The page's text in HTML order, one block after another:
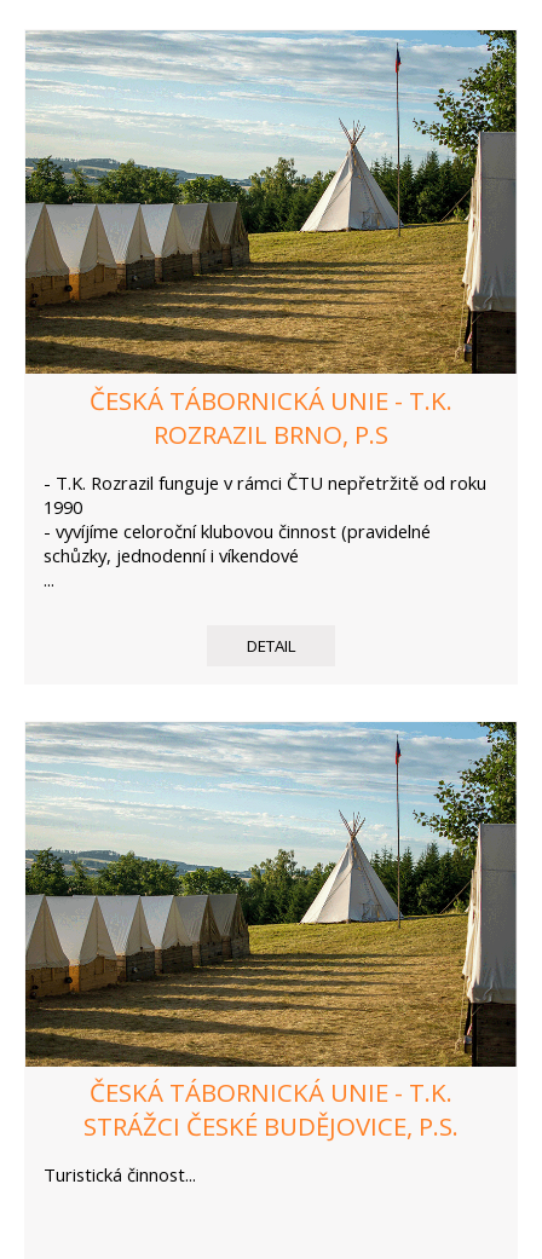
ČESKÁ TÁBORNICKÁ UNIE - T.K.
ROZRAZIL BRNO, P.S
- T.K. Rozrazil funguje v rámci ČTU nepřetržitě od roku
1990
- vyvíjíme celoroční klubovou činnost (pravidelné
schůzky, jednodenní i víkendové
...
DETAIL
ČESKÁ TÁBORNICKÁ UNIE - T.K.
STRÁŽCI ČESKÉ BUDĚJOVICE, P.S.
Turistická činnost...